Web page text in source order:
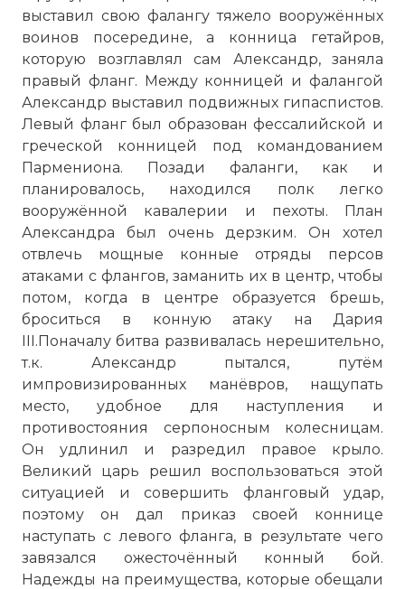
выставил свою фалангу тяжело вооружённых
воинов посередине, а конница гетайров,
которую возглавлял сам Александр, заняла
правый фланг. Между конницей и фалангой
Александр выставил подвижных гипаспистов.
Левый фланг был образован фессалийской и
греческой конницей под командованием
Пармениона. Позади фаланги, как и
планировалось, находился полк легко
вооружённой кавалерии и пехоты. План
Александра был очень дерзким. Он хотел
отвлечь мощные конные отряды персов
атаками с флангов, заманить их в центр, чтобы
потом, когда в центре образуется брешь,
броситься в конную атаку на Дария
III.Поначалу битва развивалась нерешительно,
т.к. Александр пытался, путём
импровизированных манёвров, нащупать
место, удобное для наступления и
противостояния серпоносным колесницам.
Он удлинил и разредил правое крыло.
Великий царь решил воспользоваться этой
ситуацией и совершить фланговый удар,
поэтому он дал приказ своей коннице
наступать с левого фланга, в результате чего
завязался ожесточённый конный бой.
Надежды на преимущества, которые обещали
Персидский строй был значительно
шире, заведомо нависая над короткими
флангами македонцев. Александр,
командовавший конными гетайрами на
правом фланге, постоянно отводил свою
кавалерию все правее и правее,
стараясь осуществить излюбленный
маневр окружения левого крыла персов.
Но превосходная бактри-анская и
скифская кавалерии синхронно с ним
смещались влево, предлагая встречный
бой с гетайрами при численном
превосходстве персов. Эти маневры
означали, что обе противоборствующие
силы достаточно далеко удалились от
центрального сектора строя. Тут
проявился тактический гений
Александра: смещались вправо не
гетайры, а отряд тяжелой наемной
греческой конницы Менида (Meridas).
Это был весьма ценный отряд, но отводя
его в сторону (так же, как и кавалерию
пэонов и агриан) Александр освобождал
от противника фронт напротив стоявших
на месте гетайров
Фото статьи: